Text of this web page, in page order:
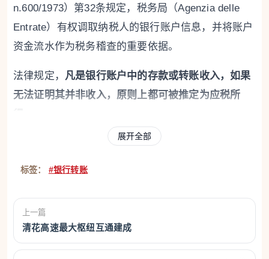
n.600/1973）第32条规定，税务局（Agenzia delle
Entrate）有权调取纳税人的银行账户信息，并将账户
资金流水作为税务稽查的重要依据。
法律规定， 凡是银行账户中的存款或转账收入，如果
无法证明其并非收入，原则上都可被推定为应税所
这意味着，在银行账户调查中，举证责任并不在税务
机关，而是在纳税人本人。
是纳税人必须逐笔证明，这些资金属于借款、赠与、
报销等非应税性质，否则就可能被认定为未申报收
入，并补缴税款及承担相应处罚。
展开全部
标签： #银行转账
上一篇
清花高速最大枢纽互通建成